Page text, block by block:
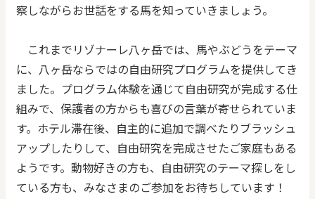
察しながらお世話をする馬を知っていきましょう。
これまでリゾナーレ八ヶ岳では、馬やぶどうをテーマ
に、八ヶ岳ならではの自由研究プログラムを提供してき
ました。プログラム体験を通じて自由研究が完成する仕
組みで、保護者の方からも喜びの言葉が寄せられていま
す。ホテル滞在後、自主的に追加で調べたりブラッシュ
アップしたりして、自由研究を完成させたご家庭もある
ようです。動物好きの方も、自由研究のテーマ探しをし
ている方も、みなさまのご参加をお待ちしています！